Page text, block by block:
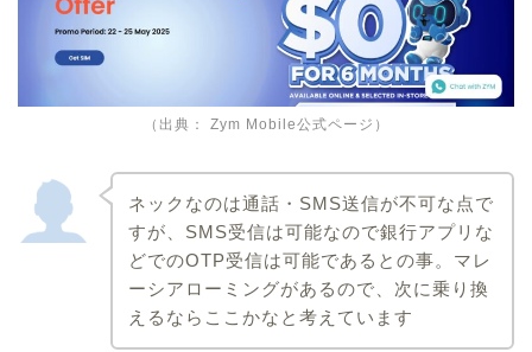
（出典： Zym Mobile公式ページ ）
ネックなのは通話・SMS送信が不可な点で
すが、SMS受信は可能なので銀行アプリな
どでのOTP受信は可能であるとの事。マレ
ーシアローミングがあるので、次に乗り換
えるならここかなと考えています